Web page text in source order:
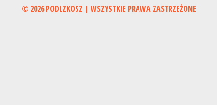
© 2026 PODLZKOSZ | WSZYSTKIE PRAWA ZASTRZEŻONE